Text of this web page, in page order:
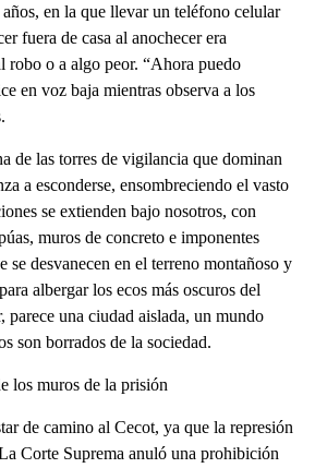
en la que llevar un teléfono celular
fuera de casa al anochecer era
robo o a algo peor. “Ahora puedo
en voz baja mientras observa a los
de las torres de vigilancia que dominan
a esconderse, ensombreciendo el vasto
se extienden bajo nosotros, con
muros de concreto e imponentes
se desvanecen en el terreno montañoso y
albergar los ecos más oscuros del
parece una ciudad aislada, un mundo
son borrados de la sociedad.
los muros de la prisión
de camino al Cecot, ya que la represión
Corte Suprema anuló una prohibición